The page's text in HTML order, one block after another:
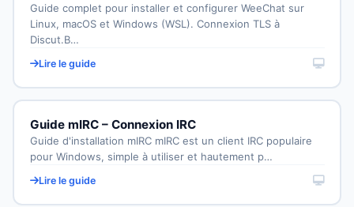
Guide complet pour installer et configurer WeeChat sur
Linux, macOS et Windows (WSL). Connexion TLS à
Discut.B…
Lire le guide
Guide mIRC – Connexion IRC
Guide d'installation mIRC mIRC est un client IRC populaire
pour Windows, simple à utiliser et hautement p…
Lire le guide